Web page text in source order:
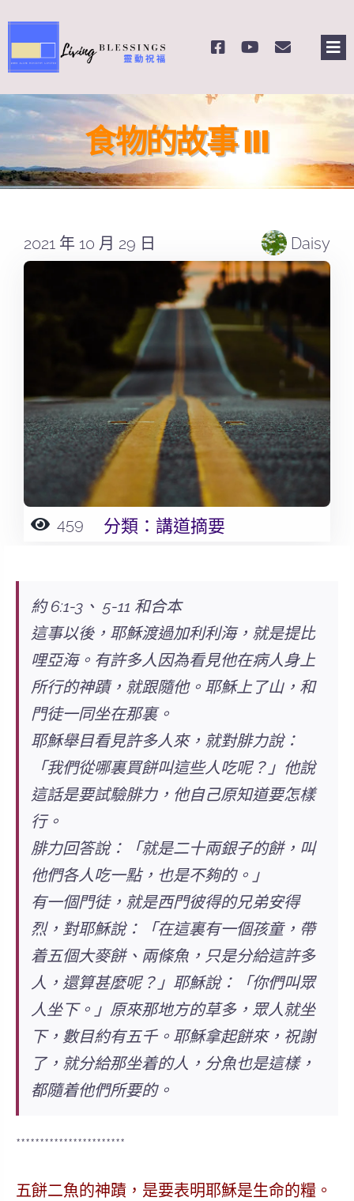
to
content
關於我們
奉獻支持
課程報名
食物的故事 III
2021 年 10 月 29 日 Daisy
459 分類：講道摘要
約 6:1-3、 5-11 和合本
這事以後，耶穌渡過加利利海，就是提比
哩亞海。有許多人因為看見他在病人身上
所行的神蹟，就跟隨他。耶穌上了山，和
門徒一同坐在那裏。
耶穌舉目看見許多人來，就對腓力說：
「我們從哪裏買餅叫這些人吃呢？」他說
這話是要試驗腓力，他自己原知道要怎樣
行。
腓力回答說：「就是二十兩銀子的餅，叫
他們各人吃一點，也是不夠的。」
有一個門徒，就是西門彼得的兄弟安得
烈，對耶穌說：「在這裏有一個孩童，帶
着五個大麥餅、兩條魚，只是分給這許多
人，還算甚麼呢？」耶穌說：「你們叫眾
人坐下。」原來那地方的草多，眾人就坐
下，數目約有五千。耶穌拿起餅來，祝謝
了，就分給那坐着的人，分魚也是這樣，
都隨着他們所要的。
***********************
五餅二魚的神蹟，是要表明耶穌是生命的糧。